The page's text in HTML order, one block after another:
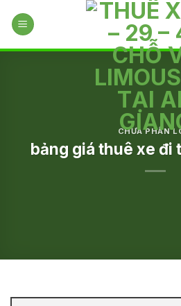
CHƯA PHÂN
bảng giá thuê xe đi